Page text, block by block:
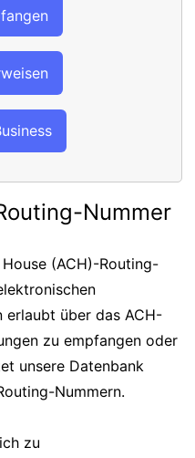
Nummer
(ACH)-Routing-
erlaubt über das ACH-
zu empfangen oder
unsere Datenbank
Nummern.
zu